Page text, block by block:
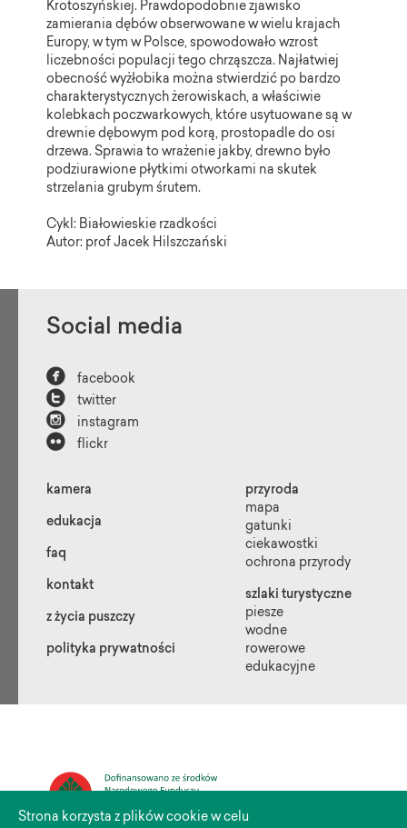
Krotoszyńskiej. Prawdopodobnie zjawisko
zamierania dębów obserwowane w wielu krajach
Europy, w tym w Polsce, spowodowało wzrost
liczebności populacji tego chrząszcza. Najłatwiej
obecność wyżłobika można stwierdzić po bardzo
charakterystycznych żerowiskach, a właściwie
kolebkach poczwarkowych, które usytuowane są w
drewnie dębowym pod korą, prostopadle do osi
drzewa. Sprawia to wrażenie jakby, drewno było
podziurawione płytkimi otworkami na skutek
strzelania grubym śrutem.
Cykl: Białowieskie rzadkości
Autor: prof Jacek Hilszczański
Social media
 facebook
 twitter
 instagram
 flickr
kamera
edukacja
faq
kontakt
z życia puszczy
polityka prywatności
przyroda
mapa
gatunki
ciekawostki
ochrona przyrody
szlaki turystyczne
piesze
wodne
rowerowe
edukacyjne
Strona korzysta z plików cookie w celu